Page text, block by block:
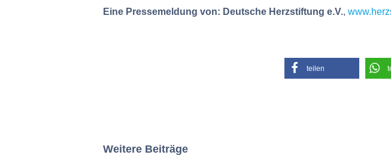
Eine Pressemeldung von: Deutsche Herzstiftung e.V.,
teilen
Weitere Beiträge